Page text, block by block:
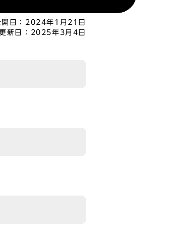
日： 2024年1月21日
更新日：
2025年3月4日